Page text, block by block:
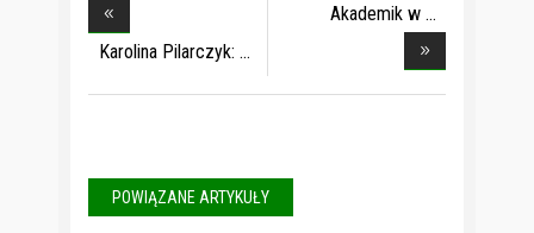
Karolina Pilarczyk:
Akademik w
POWIĄZANE ARTYKUŁY